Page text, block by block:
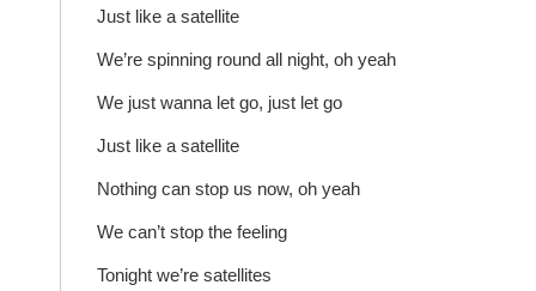
Just like a satellite
We’re spinning round all night, oh yeah
We just wanna let go, just let go
Just like a satellite
Nothing can stop us now, oh yeah
We can’t stop the feeling
Tonight we’re satellites